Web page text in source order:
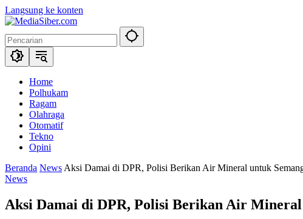
Langsung ke konten
Home
Polhukam
Ragam
Olahraga
Otomatif
Tekno
Opini
Beranda News Aksi Damai di DPR, Polisi Berikan Air Mineral untuk
News
Aksi Damai di DPR, Polisi Berikan Air Mineral